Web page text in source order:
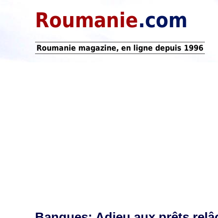
Roumanie.com
Roumanie magazine, en ligne depuis 1996